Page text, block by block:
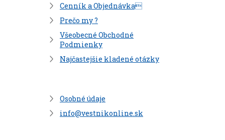
Cenník a Objednávka
Prečo my ?
Všeobecné Obchodné
Podmienky
Najčastejšie kladené otázky
Osobné údaje
info@vestnikonline.sk